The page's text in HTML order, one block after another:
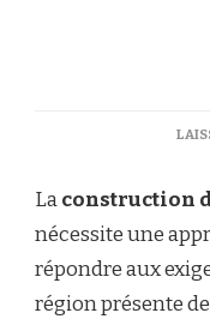
Laconstruction
nécessite une
répondre aux
région présente